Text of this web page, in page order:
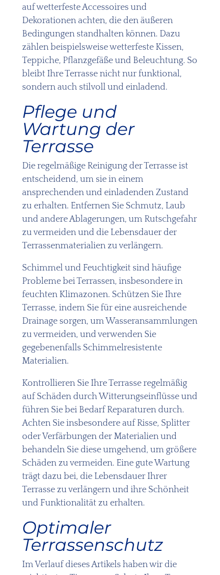
auf wetterfeste Accessoires und
Dekorationen achten, die den äußeren
Bedingungen standhalten können. Dazu
zählen beispielsweise wetterfeste Kissen,
Teppiche, Pflanzgefäße und Beleuchtung. So
bleibt Ihre Terrasse nicht nur funktional,
sondern auch stilvoll und einladend.
Pflege und
Wartung der
Terrasse
Die regelmäßige Reinigung der Terrasse ist
entscheidend, um sie in einem
ansprechenden und einladenden Zustand
zu erhalten. Entfernen Sie Schmutz, Laub
und andere Ablagerungen, um Rutschgefahr
zu vermeiden und die Lebensdauer der
Terrassenmaterialien zu verlängern.
Schimmel und Feuchtigkeit sind häufige
Probleme bei Terrassen, insbesondere in
feuchten Klimazonen. Schützen Sie Ihre
Terrasse, indem Sie für eine ausreichende
Drainage sorgen, um Wasseransammlungen
zu vermeiden, und verwenden Sie
gegebenenfalls Schimmelresistente
Materialien.
Kontrollieren Sie Ihre Terrasse regelmäßig
auf Schäden durch Witterungseinflüsse und
führen Sie bei Bedarf Reparaturen durch.
Achten Sie insbesondere auf Risse, Splitter
oder Verfärbungen der Materialien und
behandeln Sie diese umgehend, um größere
Schäden zu vermeiden. Eine gute Wartung
trägt dazu bei, die Lebensdauer Ihrer
Terrasse zu verlängern und ihre Schönheit
und Funktionalität zu erhalten.
Optimaler
Terrassenschutz
Im Verlauf dieses Artikels haben wir die